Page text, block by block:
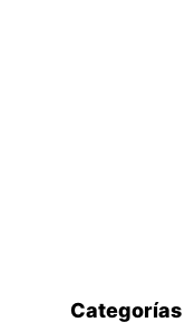
Categorías